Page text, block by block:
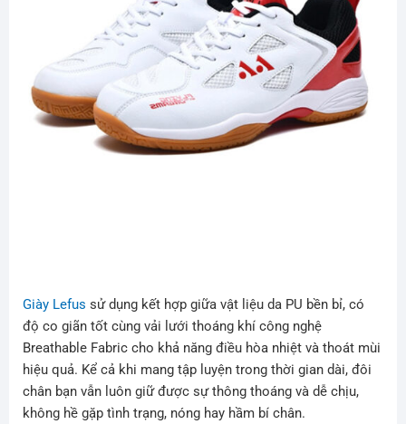
Giày Lefus sử dụng kết hợp giữa vật liệu da PU bền bỉ, có
độ co giãn tốt cùng vải lưới thoáng khí công nghệ
Breathable Fabric cho khả năng điều hòa nhiệt và thoát mùi
hiệu quả. Kể cả khi mang tập luyện trong thời gian dài, đôi
chân bạn vẫn luôn giữ được sự thông thoáng và dễ chịu,
không hề gặp tình trạng, nóng hay hầm bí chân.